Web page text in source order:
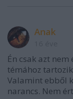
Anak
Én csak azt
témához
Valamint ebből
narancs. Nem